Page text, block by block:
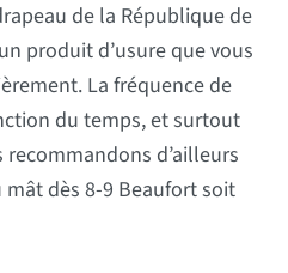
de la République de
produit d’usure que vous
La fréquence de
du temps, et surtout
d’ailleurs
dès 8-9 Beaufort soit